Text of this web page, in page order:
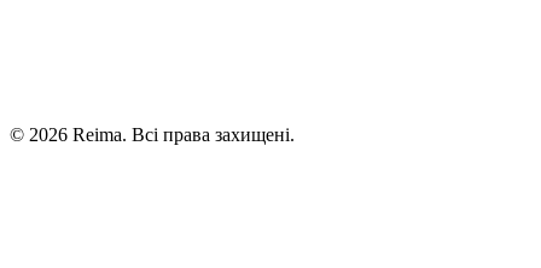
© 2026 Reima. Всі права захищені.